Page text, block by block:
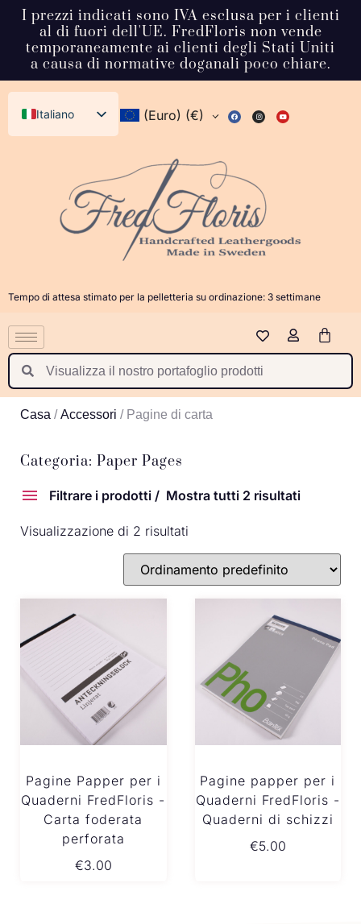
I prezzi indicati sono IVA esclusa per i clienti
al di fuori dell'UE. FredFloris non vende
temporaneamente ai clienti degli Stati Uniti
a causa di normative doganali poco chiare.
Italiano
English (UK)
Deutsch
Français
Norsk bokmål
日本語
Polski
Suomi
Nederlands
Latviešu valoda
(Euro) (€)
Tempo di attesa stimato per la pelletteria su ordinazione: 3 settimane
Casa /Accessori / Pagine di carta
Categoria: Paper Pages
Filtrare i prodotti Mostra tutti 2 risultati
Visualizzazione di 2 risultati
Pagine Papper per i
Quaderni FredFloris -
Carta foderata
perforata
€3.00
Pagine papper per i
Quaderni FredFloris -
Quaderni di schizzi
€5.00